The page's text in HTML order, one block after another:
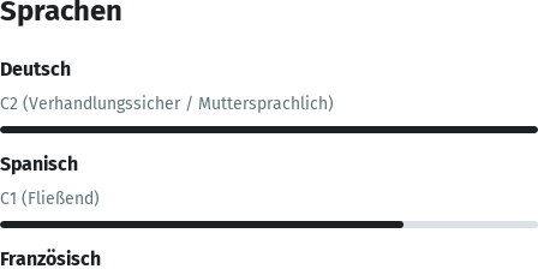
Sprachen
Deutsch
C2 (Verhandlungssicher / Muttersprachlich)
Spanisch
C1 (Fließend)
Französisch